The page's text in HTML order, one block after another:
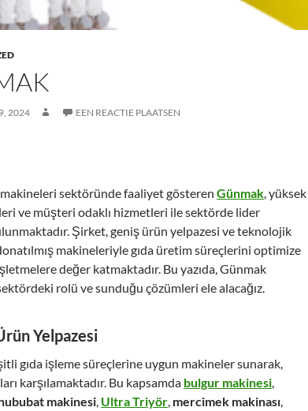
2024 EEN REACTIE PLAATSEN
makineleri sektöründe faaliyet gösteren Günmak, yüksek
ve müşteri odaklı hizmetleri ile sektörde lider
Şirket, geniş ürün yelpazesi ve teknolojik
makineleriyle gıda üretim süreçlerini optimize
değer katmaktadır. Bu yazıda, Günmak
rolü ve sunduğu çözümleri ele alacağız.
Yelpazesi
gıda işleme süreçlerine uygun makineler sunarak,
karşılamaktadır. Bu kapsamda bulgur makinesi,
makinesi, Ultra Triyör, mercimek makinası,